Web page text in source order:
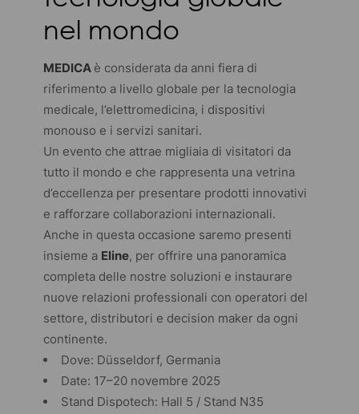
nel mondo
MEDICA è considerata da anni fiera di
riferimento a livello globale per la tecnologia
medicale, l’elettromedicina, i dispositivi
monouso e i servizi sanitari.
Un evento che attrae migliaia di visitatori da
tutto il mondo e che rappresenta una vetrina
d’eccellenza per presentare prodotti innovativi
e rafforzare collaborazioni internazionali.
Anche in questa occasione saremo presenti
insieme a Eline, per offrire una panoramica
completa delle nostre soluzioni e instaurare
nuove relazioni professionali con operatori del
settore, distributori e decision maker da ogni
continente.
Dove: Düsseldorf, Germania
Date: 17–20 novembre 2025
Stand Dispotech: Hall 5 / Stand N35